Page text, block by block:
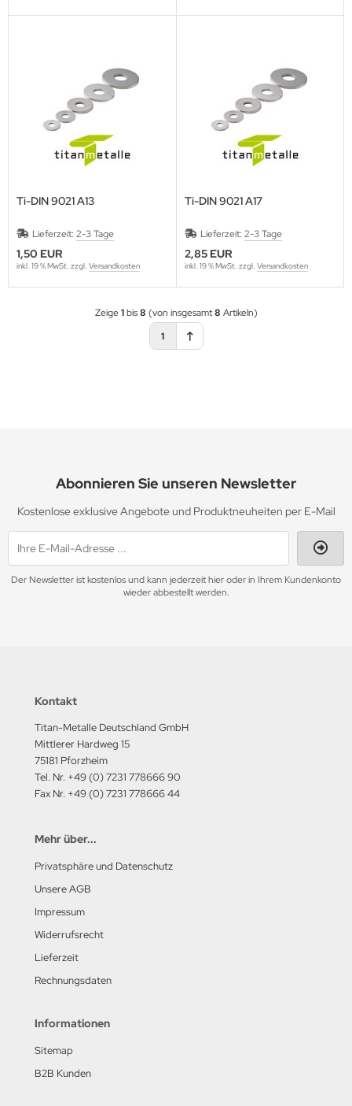
Ti-DIN 9021 A13
Lieferzeit: 2-3 Tage
1,50 EUR
inkl. 19 % MwSt. zzgl. Versandkosten
Ti-DIN 9021 A17
Lieferzeit: 2-3 Tage
2,85 EUR
inkl. 19 % MwSt. zzgl. Versandkosten
Zeige1bis8 (von insgesamt8 Artikeln)
1
Abonnieren Sie unseren Newsletter
Kostenlose exklusive Angebote und Produktneuheiten per E-Mail
Der Newsletter ist kostenlos und kann jederzeit hier oder in Ihrem Kundenkonto
wieder abbestellt werden.
Kontakt
Titan-Metalle Deutschland GmbH
Mittlerer Hardweg 15
75181 Pforzheim
Tel. Nr. +49 (0) 7231 778666 90
Fax Nr. +49 (0) 7231 778666 44
Mehr über...
Privatsphäre und Datenschutz
Unsere AGB
Impressum
Widerrufsrecht
Lieferzeit
Rechnungsdaten
Informationen
Sitemap
B2B Kunden